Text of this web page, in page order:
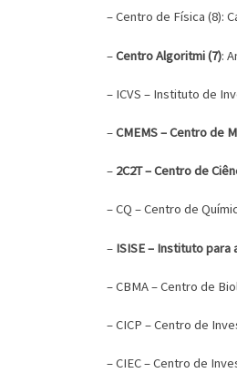
– Centro de Física (8):
–Centro Algoritmi (7):
– ICVS – Instituto de
–CMEMS – Centro de
– 2C2T – Centro de
– CQ – Centro de
– ISISE – Instituto para
– CBMA – Centro de
– CICP – Centro de
– CIEC – Centro de